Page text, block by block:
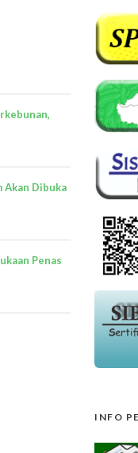
Akan Dibuka
Penas
INFO